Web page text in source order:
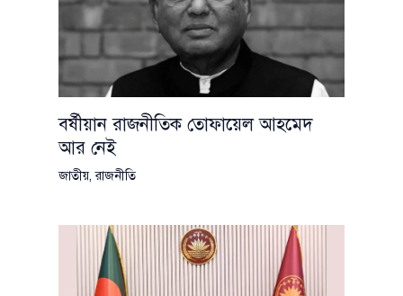
বর্ষীয়ান রাজনীতিক তোফায়েল আহমেদ
আর নেই
জাতীয়,রাজনীতি